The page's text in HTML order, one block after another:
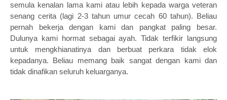
semula kenalan lama kami atau lebih kepada warga veteran
senang cerita (lagi 2-3 tahun umur cecah 60 tahun). Beliau
pernah bekerja dengan kami dan pangkat paling besar.
Dulunya kami hormat sebagai ayah. Tidak terfikir langsung
untuk mengkhianatinya dan berbuat perkara tidak elok
kepadanya. Beliau memang baik sangat dengan kami dan
tidak dinafikan seluruh keluarganya.